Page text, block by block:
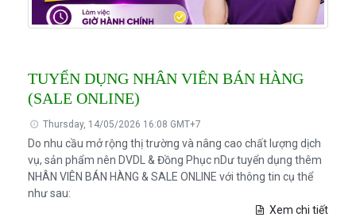
TUYỂN DỤNG NHÂN VIÊN BÁN HÀNG
(SALE ONLINE)
Thursday, 14/05/2026 16:08 GMT+7
Do nhu cầu mở rộng thị trường và nâng cao chất lượng dịch
vụ, sản phẩm nên DVDL & Đồng Phục nDư tuyển dụng thêm
NHÂN VIÊN BÁN HÀNG & SALE ONLINE với thông tin cụ thể
như sau:
Xem chi tiết